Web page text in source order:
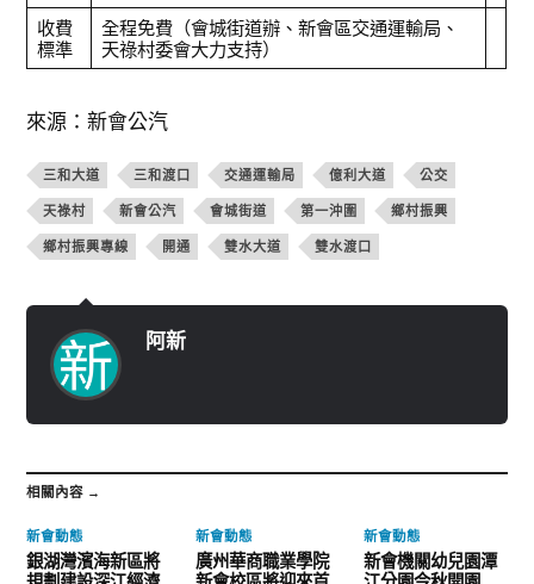
收費
標準
全程免費（會城街道辦、新會區交通運輸局、
天祿村委會大力支持）
來源：新會公汽
三和大道 三和渡口 交通運輸局 億利大道 公交
天祿村 新會公汽 會城街道 第一沖圍 鄉村振興
鄉村振興專線 開通 雙水大道 雙水渡口
阿新
相關內容 →
新會動態
銀湖灣濱海新區將
新會動態
廣州華商職業學院
新會動態
新會機關幼兒園潭